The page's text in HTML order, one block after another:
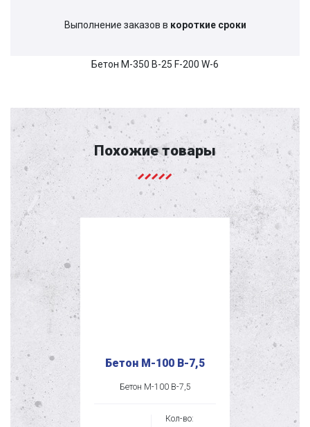
Выполнение заказов в короткие сроки
Бетон М-350 В-25 F-200 W-6
Похожие товары
Бетон М-100 В-7,5
Бетон М-100 В-7,5
Кол-во: